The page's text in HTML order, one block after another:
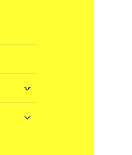
untermenü
untermenü